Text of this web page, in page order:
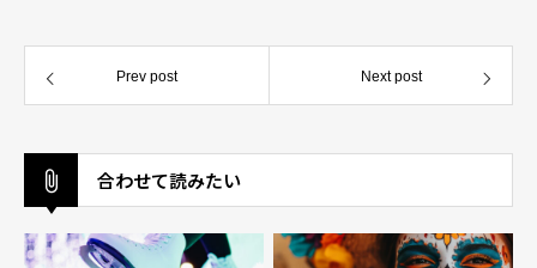
Prev post Next post
合わせて読みたい